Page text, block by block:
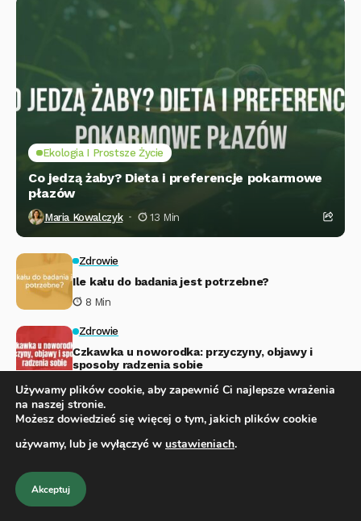
Ekologia I Prostsze Życie
Co jedzą żaby? Dieta i preferencje pokarmowe
płazów
Maria Kowalczyk 13 Min
Zdrowie
Ile kału do badania jest potrzebne?
8 Min
Zdrowie
Czkawka u noworodka: przyczyny, objawy i
sposoby radzenia sobie
13 Min
Fitness I Aktywność Styl Życia I Inspiracje
przewodnik dla zdrowych pleców
Powiązane Artykuły
Używamy plików cookie, aby zapewnić Ci najlepsze wrażenia
na naszej stronie.
Możesz dowiedzieć się więcej o tym, jakich plików cookie
używamy, lub je wyłączyć w ustawieniach.
Akceptuj